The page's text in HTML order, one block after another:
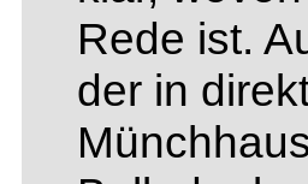
Rede ist.
der in